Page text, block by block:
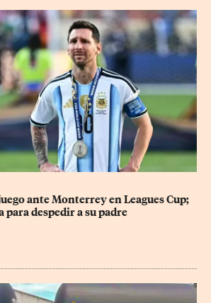
ante Monterrey en Leagues Cup;
despedir a su padre